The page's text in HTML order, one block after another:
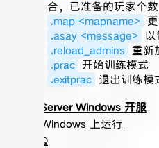
合，已准备的玩家个数
.map <mapname>
.asay <message>
.reload_admins 重新
.prac 开始训练模式
.exitprac 退出训练模
CS2 Server Windows 开服
在 Windows 上运行
FAQ